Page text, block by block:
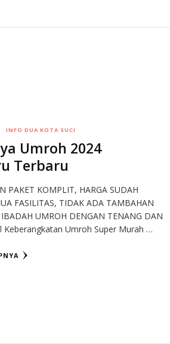
INFO DUA KOTA SUCI
Umroh 2024
Terbaru
PAKET KOMPLIT, HARGA SUDAH
FASILITAS, TIDAK ADA TAMBAHAN
UMROH DENGAN TENANG DAN
Keberangkatan Umroh Super Murah …